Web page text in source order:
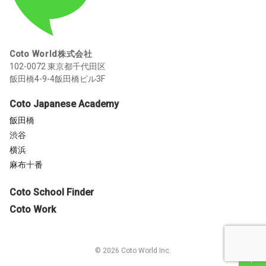
Coto World株式会社
102-0072 東京都千代田区
飯田橋4-9-4飯田橋ビル3F
Coto Japanese Academy
飯田橋
渋谷
横浜
麻布十番
Coto School Finder
Coto Work
© 2026 Coto World Inc.